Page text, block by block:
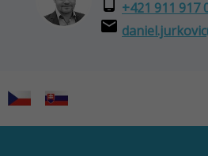
+421 911 917
email